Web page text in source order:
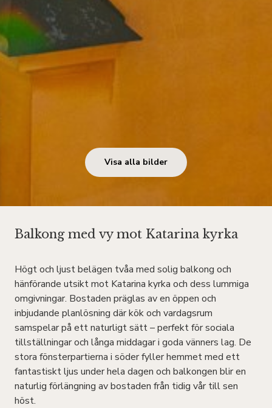
Visa alla bilder
Balkong med vy mot Katarina kyrka
Högt och ljust belägen tvåa med solig balkong och
hänförande utsikt mot Katarina kyrka och dess lummiga
omgivningar. Bostaden präglas av en öppen och
inbjudande planlösning där kök och vardagsrum
samspelar på ett naturligt sätt – perfekt för sociala
tillställningar och långa middagar i goda vänners lag. De
stora fönsterpartierna i söder fyller hemmet med ett
fantastiskt ljus under hela dagen och balkongen blir en
naturlig förlängning av bostaden från tidig vår till sen
höst.